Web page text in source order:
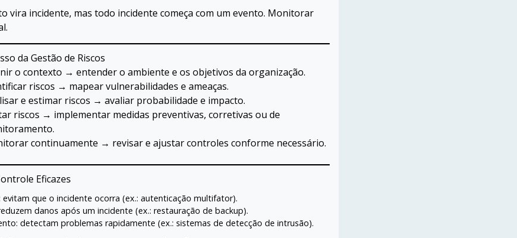
vira incidente, mas todo incidente começa com um evento. Monitorar
da Gestão de Riscos
o contexto → entender o ambiente e os objetivos da organização.
riscos → mapear vulnerabilidades e ameaças.
e estimar riscos → avaliar probabilidade e impacto.
riscos → implementar medidas preventivas, corretivas ou de
continuamente → revisar e ajustar controles conforme necessário.
Eficazes
evitam que o incidente ocorra (ex.: autenticação multifator).
danos após um incidente (ex.: restauração de backup).
detectam problemas rapidamente (ex.: sistemas de detecção de intrusão).